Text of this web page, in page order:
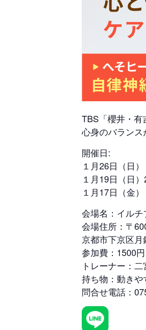
TBS「櫻井・有
心身のバランス
開催日:
１月26日（日
１月19日（日
１月17日（金
会場名：イル
会場住所：〒
京都市下京区
参加費：1500円
トレーナー：二
持ち物：動き
問合せ電話：